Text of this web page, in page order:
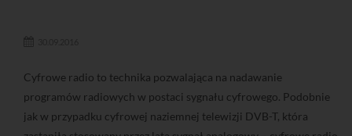
Cyfrowe radio to technika pozwalająca na nadawanie
programów radiowych w postaci sygnału cyfrowego. Podobnie
jak w przypadku cyfrowej naziemnej telewizji DVB-T, która